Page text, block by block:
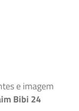
e imagem
Bibi 24